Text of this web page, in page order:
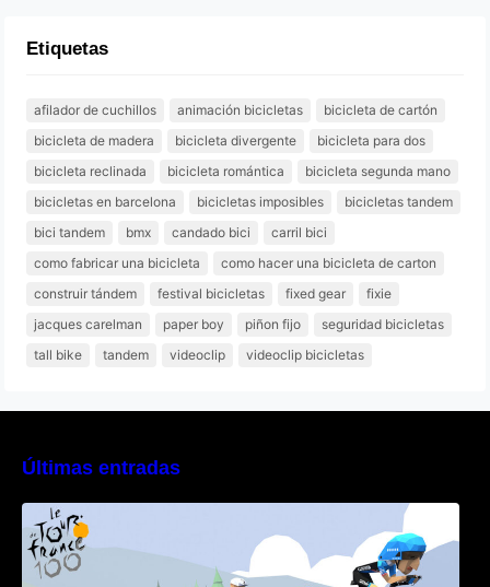
Etiquetas
afilador de cuchillos animación bicicletas
bicicleta de cartón
bicicleta de madera
bicicleta divergente
bicicleta para dos
bicicleta reclinada
bicicleta romántica
bicicleta segunda mano
bicicletas en barcelona
bicicletas imposibles
bicicletas tandem
bici tandem
bmx candado bici
carril bici
como fabricar una bicicleta
como hacer una bicicleta de carton
construir tándem
festival bicicletas fixed gear
fixie
jacques carelman
paper boy piñon fijo
seguridad bicicletas
tall bike
tandem videoclip videoclip bicicletas
Últimas entradas